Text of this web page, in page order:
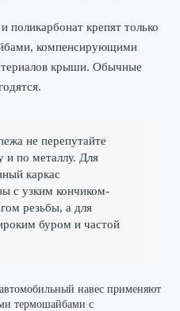
поликарбонат крепят только
компенсирующими
крыши. Обычные
не перепутайте
и по металлу. Для
каркас
с узким кончиком-
резьбы, а для
буром и частой
навес применяют
термошайбами с